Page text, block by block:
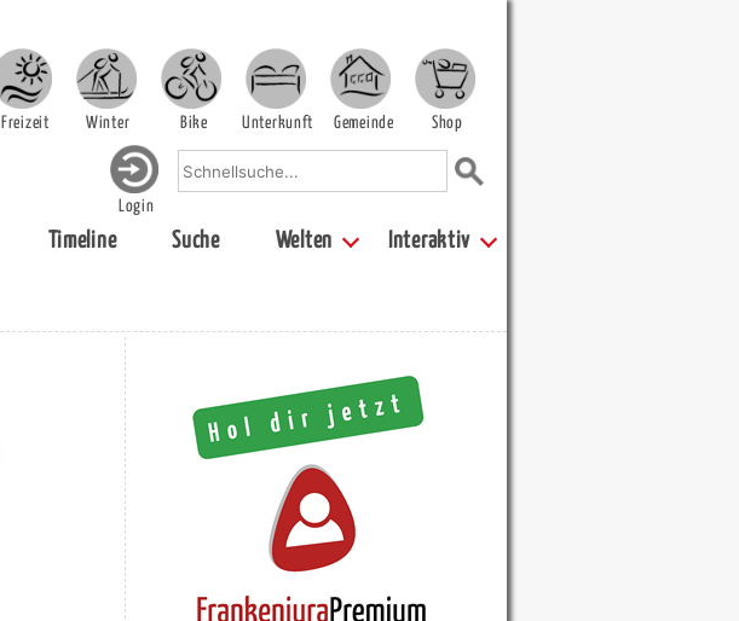
Freizeit Winter Bike Unterkunft Gemeinde Shop
Login
Timeline Suche Welten Interaktiv